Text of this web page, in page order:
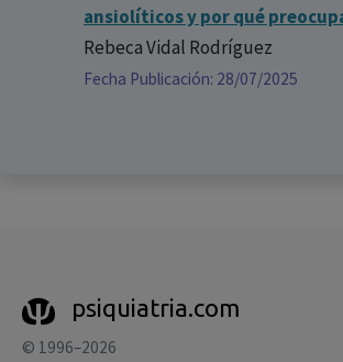
ansiolíticos y por qué
Rebeca Vidal Rodríguez
Fecha Publicación: 28/07/2025
psiquiatria.com
© 1996–2026